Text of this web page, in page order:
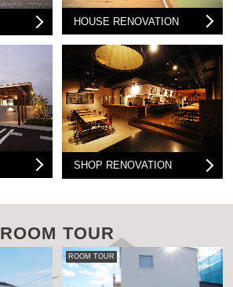
HOUSE RENOVATION
SHOP RENOVATION
ROOM TOUR
ROOM TOUR